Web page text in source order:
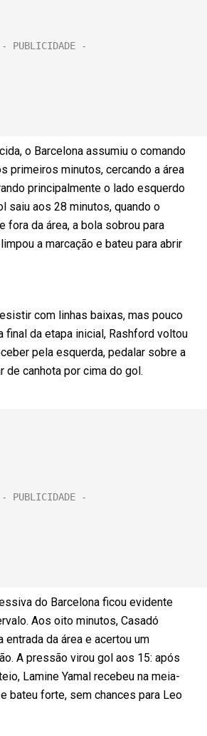
o Barcelona assumiu o comando
primeiros minutos, cercando a área
principalmente o lado esquerdo
saiu aos 28 minutos, quando o
fora da área, a bola sobrou para
a marcação e bateu para abrir
com linhas baixas, mas pouco
final da etapa inicial, Rashford voltou
pela esquerda, pedalar sobre a
de canhota por cima do gol.
do Barcelona ficou evidente
Aos oito minutos, Casadó
entrada da área e acertou um
A pressão virou gol aos 15: após
Lamine Yamal recebeu na meia-
bateu forte, sem chances para Leo